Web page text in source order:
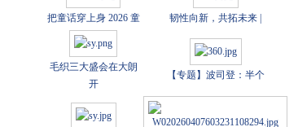
把童话穿上身 2026 童 韧性向新，共拓未来 |
毛织三大盛会在大朗
开
【专题】波司登：半个